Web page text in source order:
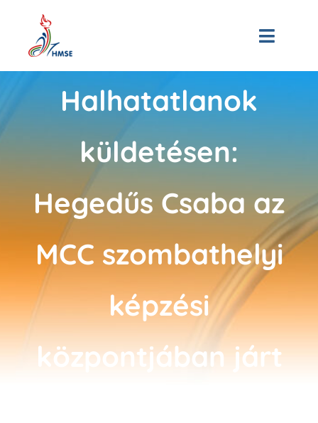
content
Toggle
Tagjaink
3D Múzeum
Események
Kapcsolat
SEARCH
Halhatatlanok
küldetésen:
Hegedűs Csaba az
MCC szombathelyi
képzési
központjában járt